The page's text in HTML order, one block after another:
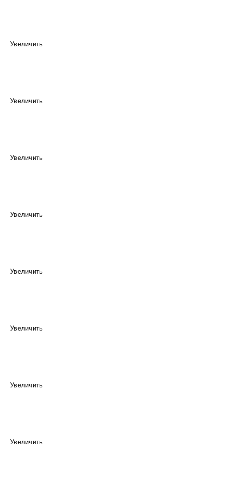
Увеличить
Увеличить
Увеличить
Увеличить
Увеличить
Увеличить
Увеличить
Увеличить